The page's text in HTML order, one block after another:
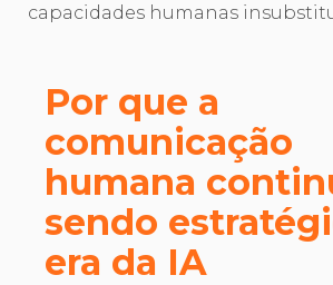
capacidades humanas
Por que a
comunicação
humana
sendo
era da IA